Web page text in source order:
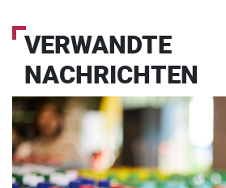
VERWANDTE
NACHRICHTEN